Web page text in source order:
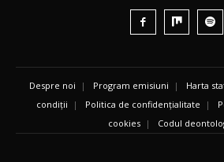
Despre noi | Program emisiuni | Harta
condiții | Politica de confidențialitate |
cookies | Codul